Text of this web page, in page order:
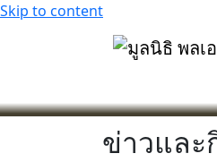
Skip to content
ข่าวและ